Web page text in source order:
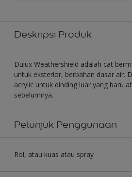
Deskripsi Produk
Dulux Weathershield adalah cat
untuk eksterior, berbahan dasar air.
acrylic untuk dinding luar yang baru
sebelumnya.
Petunjuk Penggunaan
Rol, atau kuas atau spray